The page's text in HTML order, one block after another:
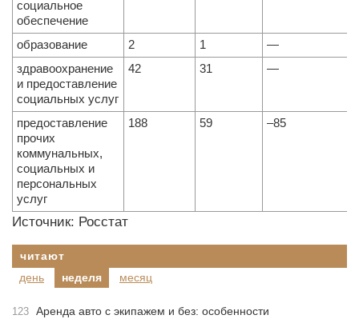
социальное
обеспечение
образование 2 1 —
здравоохранение
и предоставление
социальных услуг
42 31 —
предоставление
прочих
коммунальных,
социальных и
персональных
услуг
188 59 –85
Источник: Росстат
читают
день
неделя месяц
123 Аренда авто с экипажем и без: особенности